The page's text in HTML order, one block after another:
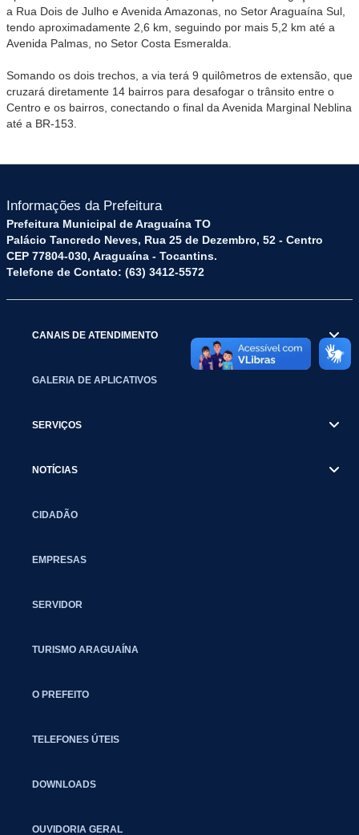
a Rua Dois de Julho e Avenida Amazonas, no Setor Araguaína Sul,
tendo aproximadamente 2,6 km, seguindo por mais 5,2 km até a
Avenida Palmas, no Setor Costa Esmeralda.
Somando os dois trechos, a via terá 9 quilômetros de extensão, que
cruzará diretamente 14 bairros para desafogar o trânsito entre o
Centro e os bairros, conectando o final da Avenida Marginal Neblina
até a BR-153.
Informações da Prefeitura
Prefeitura Municipal de Araguaína TO
Palácio Tancredo Neves, Rua 25 de Dezembro, 52 - Centro
CEP 77804-030, Araguaína - Tocantins.
Telefone de Contato: (63) 3412-5572
CANAIS DE ATENDIMENTO
GALERIA DE APLICATIVOS
SERVIÇOS
NOTÍCIAS
CIDADÃO
EMPRESAS
SERVIDOR
TURISMO ARAGUAÍNA
O PREFEITO
TELEFONES ÚTEIS
DOWNLOADS
OUVIDORIA GERAL